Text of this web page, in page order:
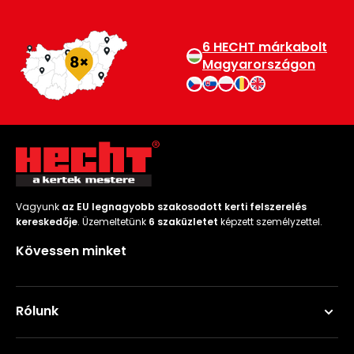
6 HECHT márkabolt
Magyarországon
Vagyunk az EU legnagyobb szakosodott kerti felszerelés
kereskedője. Üzemeltetünk 6 szaküzletet képzett személyzettel.
Kövessen minket
Rólunk